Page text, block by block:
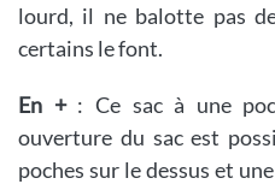
lourd, il ne balotte pas
certains le font.
En +: Ce sac à une
ouverture du sac est
poches sur le dessus et